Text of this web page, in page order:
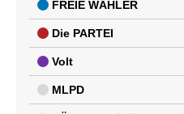
FREIE WÄHLER
Die PARTEI
Volt
MLPD